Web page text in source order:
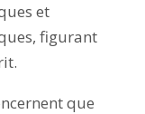
et
figurant
que